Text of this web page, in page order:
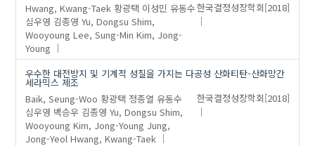
Hwang, Kwang-Taek 황광택 이성민 유동수
심우영 김종영 Yu, Dongsu Shim,
Wooyoung Lee, Sung-Min Kim, Jong-
Young
한국결정성장학회[2018]
우수한 대전방지 및 기계적 성질을 가지는 다공성 산화티탄-산화망간
세라믹스 제조
Baik, Seung-Woo 황광택 정종열 유동수
심우영 백승우 김종영 Yu, Dongsu Shim,
Wooyoung Kim, Jong-Young Jung,
Jong-Yeol Hwang, Kwang-Taek
한국결정성장학회[2018]